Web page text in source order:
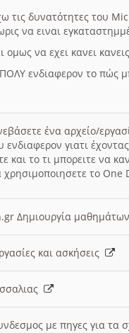
τις δυνατότητες του
να ειναι
ομως να εχει κανει
ενδιαφερον το πώς
ένα αρχείο/
ενδιαφερον γιατι
και το τι μπορειτε να
χρησιμοποιησετε το One
Δημιουργία μαθημάτων
και ασκήσεις
με πηγες για τα